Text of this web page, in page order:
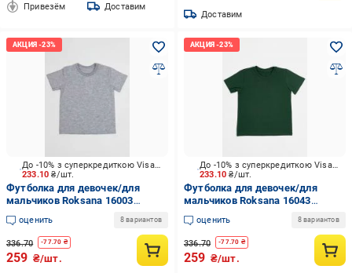
Привезём Доставим
Доставим
233.10₴/шт.
До -10% з суперкредиткою Visa Вигода
Футболка для девочек/для
мальчиков Roksana 16003
р.116/122 серый №001
оценить 8 вариантов
336.70 -77.70 ₴
259 ₴/шт.
233.10₴/шт.
До -10% з суперкредиткою Visa Вигода
Футболка для девочек/для
мальчиков Roksana 16043
р.116/122 зеленый №001
оценить 8 вариантов
336.70 -77.70 ₴
259 ₴/шт.